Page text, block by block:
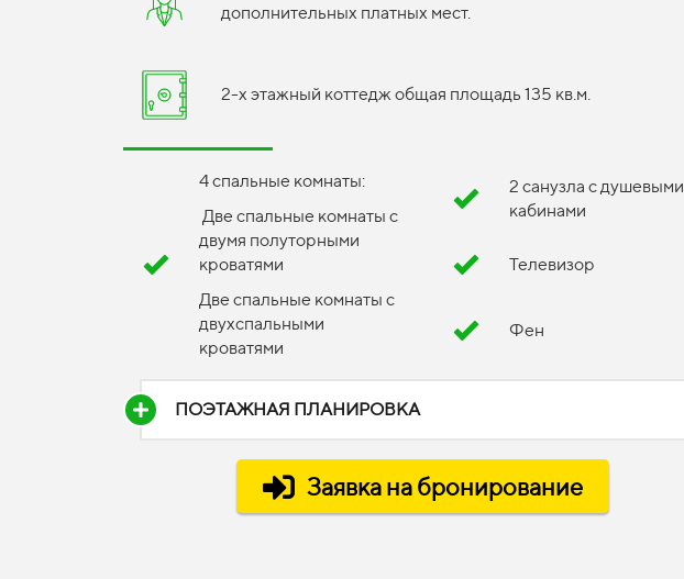
дополнительных платных мест.
2-х этажный коттедж общая площадь 135 кв.м.
4 спальные комнаты:
Две спальные комнаты с
двумя полуторными
кроватями
Две спальные комнаты с
двухспальными
кроватями
2 санузла с душевыми
кабинами
Телевизор
Фен
ПОЭТАЖНАЯ ПЛАНИРОВКА
Заявка на бронирование